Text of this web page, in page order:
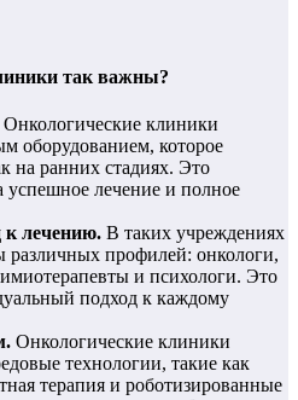
так важны?
Онкологические клиники
оборудованием, которое
на ранних стадиях. Это
успешное лечение и полное
к лечению. В таких учреждениях
различных профилей: онкологи,
и психологи. Это
подход к каждому
Онкологические клиники
технологии, такие как
терапия и роботизированные